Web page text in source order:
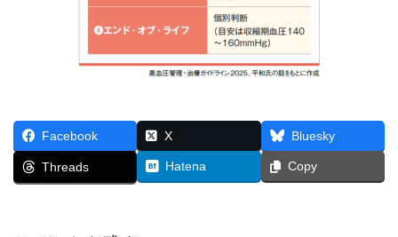
Facebook X Bluesky
Threads Hatena Copy